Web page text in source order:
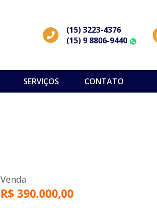
(15) 3223-4376
(15) 9 8806-9440
SERVIÇOS CONTATO
Venda
R$ 390.000,00